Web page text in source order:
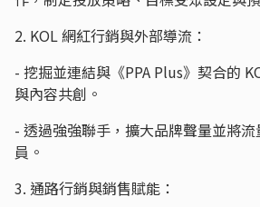
2. KOL 網紅行銷與外部導流：
- 挖掘並連結與《PPA Plus》契合的
與內容共創。
- 透過強強聯手，擴大品牌聲量並將
員。
3. 通路行銷與銷售賦能：